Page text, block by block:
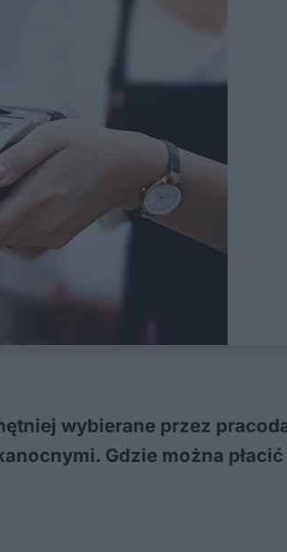
wybierane przez
Gdzie można